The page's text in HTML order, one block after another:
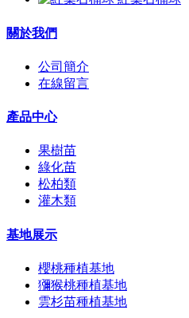
關於我們
公司簡介
在線留言
產品中心
果樹苗
綠化苗
松柏類
灌木類
基地展示
櫻桃種植基地
獼猴桃種植基地
雲杉苗種植基地